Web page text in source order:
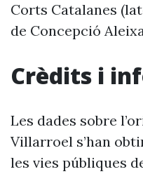
Corts Catalanes
de Concepció
Crèdits i
Les dades sobre
Villarroel s’han
les vies públiques